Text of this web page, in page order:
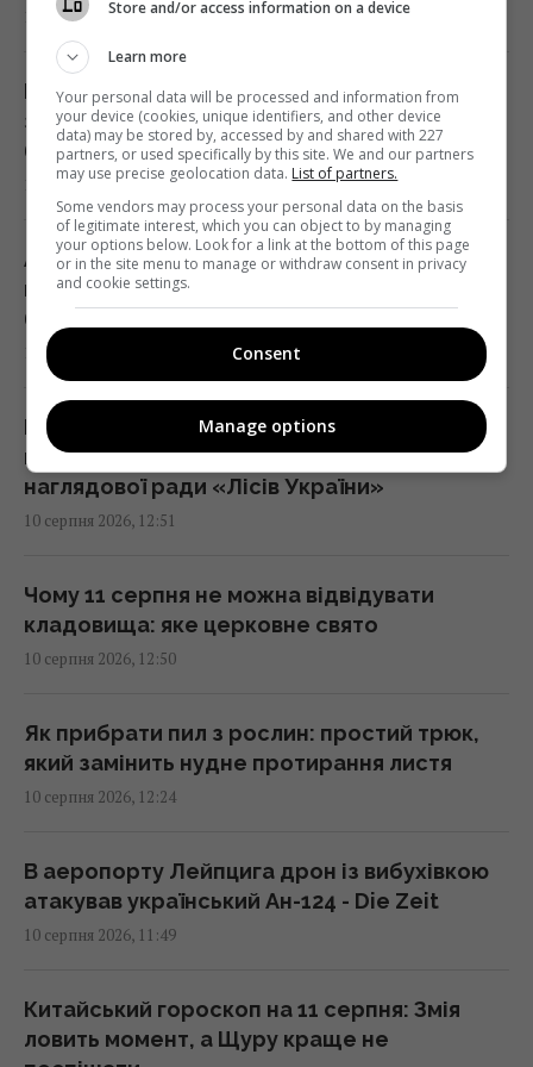
13:30 понеділок, 10 серпня 2026
USB-C у смартфоні вміє більше, ніж просто
заряджати: 8 корисних функцій
13:30 понеділок, 10 серпня 2026
С-300 не замінить Patriot, але може
підсилити нашу систему ППО, - Тимочко
13:19 понеділок, 10 серпня 2026
Електромобілі швидко втрачають у
13:17 понеділок, 10 серпня 2026
Монатік публічно звернувся до дружини та
показав їхні нові фото
Росія планує запускати до 200 балістичних
ракет за одну атаку, – Мадяр
В Європі бʼють на сполох через різкий
сплеск венеричних захворювань: в чому
12:47 понеділок, 10 серпня 2026
Втрати на десятки мільйонів доларів: у
"Тріумф"
12:37 понеділок, 10 серпня 2026
10 серпня 2026, 13:56
Що насправді означає слово "єрунда" та
звідки воно походить: відповідь здивує
багатьох
10 серпня 2026, 13:23
Американець об’їхав Україну й обрав
найкраще місто: рейтинг здивував
багатьох
10 серпня 2026, 12:59
Понад рік НАЗК ігнорує незаконне
призначення голови ДРС Кучера до
наглядової ради «Лісів України»
10 серпня 2026, 12:51
Чому 11 серпня не можна відвідувати
кладовища: яке церковне свято
10 серпня 2026, 12:50
Як прибрати пил з рослин: простий трюк,
який замінить нудне протирання листя
10 серпня 2026, 12:24
В аеропорту Лейпцига дрон із вибухівкою
атакував український Ан-124 - Die Zeit
10 серпня 2026, 11:49
Китайський гороскоп на 11 серпня: Змія
ловить момент, а Щуру краще не
Store and/or access information on a device
Learn more
Your personal data will be processed and information from
your device (cookies, unique identifiers, and other device
data) may be stored by, accessed by and shared with 227
partners, or used specifically by this site. We and our partners
may use precise geolocation data. List of partners.
Some vendors may process your personal data on the basis
of legitimate interest, which you can object to by managing
your options below. Look for a link at the bottom of this page
or in the site menu to manage or withdraw consent in privacy
and cookie settings.
Consent
Manage options